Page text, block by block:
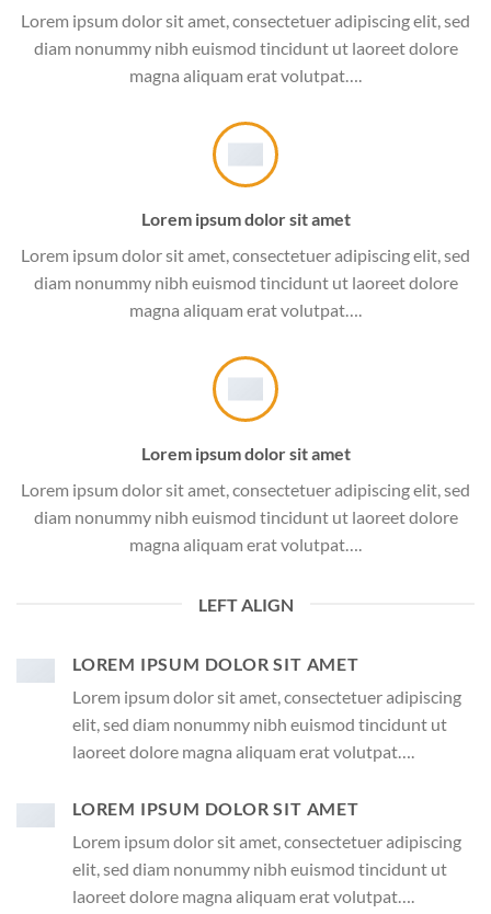
Lorem ipsum dolor sit amet, consectetuer adipiscing elit, sed
diam nonummy nibh euismod tincidunt ut laoreet dolore
magna aliquam erat volutpat….
Lorem ipsum dolor sit amet
Lorem ipsum dolor sit amet, consectetuer adipiscing elit, sed
diam nonummy nibh euismod tincidunt ut laoreet dolore
magna aliquam erat volutpat….
Lorem ipsum dolor sit amet
Lorem ipsum dolor sit amet, consectetuer adipiscing elit, sed
diam nonummy nibh euismod tincidunt ut laoreet dolore
magna aliquam erat volutpat….
LEFT ALIGN
LOREM IPSUM DOLOR SIT AMET
Lorem ipsum dolor sit amet, consectetuer adipiscing
elit, sed diam nonummy nibh euismod tincidunt ut
laoreet dolore magna aliquam erat volutpat….
LOREM IPSUM DOLOR SIT AMET
Lorem ipsum dolor sit amet, consectetuer adipiscing
elit, sed diam nonummy nibh euismod tincidunt ut
laoreet dolore magna aliquam erat volutpat….